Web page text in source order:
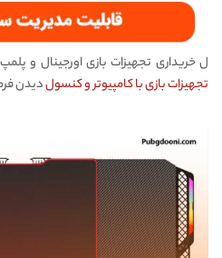
ل خریداری تجهیزات بازی اورجینال و
تجهیزات بازی با کامپیوتر و کنسولدیدن